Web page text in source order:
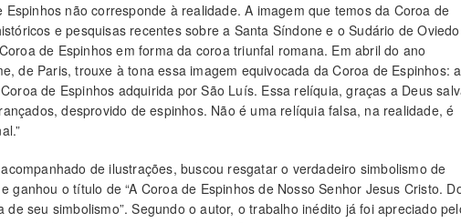
não corresponde à realidade. A imagem que temos da Coroa de
e pesquisas recentes sobre a Santa Síndone e o Sudário de
de Espinhos em forma da coroa triunfal romana. Em abril do ano
de Paris, trouxe à tona essa imagem equivocada da Coroa de Espinhos:
de Espinhos adquirida por São Luís. Essa relíquia, graças a Deus
desprovido de espinhos. Não é uma relíquia falsa, na realidade, é
de ilustrações, buscou resgatar o verdadeiro simbolismo de
ganhou o título de “A Coroa de Espinhos de Nosso Senhor Jesus Cristo.
seu simbolismo”. Segundo o autor, o trabalho inédito já foi apreciado